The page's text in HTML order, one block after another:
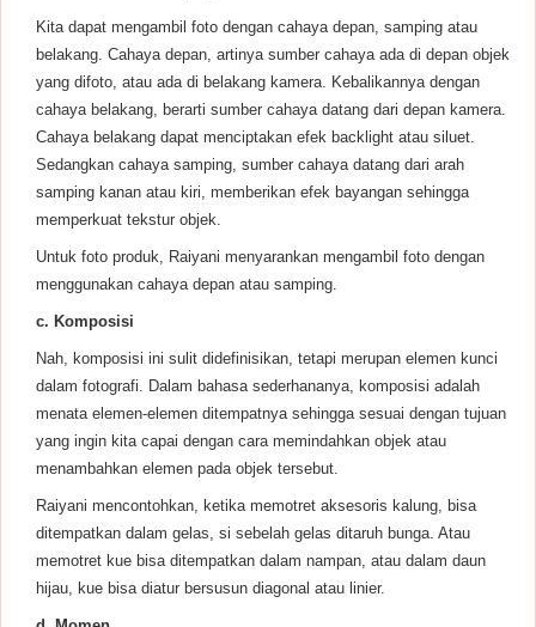
Kita dapat mengambil foto dengan cahaya depan, samping atau
belakang. Cahaya depan, artinya sumber cahaya ada di depan objek
yang difoto, atau ada di belakang kamera. Kebalikannya dengan
cahaya belakang, berarti sumber cahaya datang dari depan kamera.
Cahaya belakang dapat menciptakan efek backlight atau siluet.
Sedangkan cahaya samping, sumber cahaya datang dari arah
samping kanan atau kiri, memberikan efek bayangan sehingga
memperkuat tekstur objek.
Untuk foto produk, Raiyani menyarankan mengambil foto dengan
menggunakan cahaya depan atau samping.
c. Komposisi
Nah, komposisi ini sulit didefinisikan, tetapi merupan elemen kunci
dalam fotografi. Dalam bahasa sederhananya, komposisi adalah
menata elemen-elemen ditempatnya sehingga sesuai dengan tujuan
yang ingin kita capai dengan cara memindahkan objek atau
menambahkan elemen pada objek tersebut.
Raiyani mencontohkan, ketika memotret aksesoris kalung, bisa
ditempatkan dalam gelas, si sebelah gelas ditaruh bunga. Atau
memotret kue bisa ditempatkan dalam nampan, atau dalam daun
hijau, kue bisa diatur bersusun diagonal atau linier.